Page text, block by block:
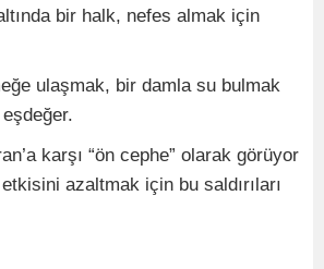
bir halk, nefes almak için
ulaşmak, bir damla su bulmak
karşı “ön cephe” olarak görüyor
azaltmak için bu saldırıları